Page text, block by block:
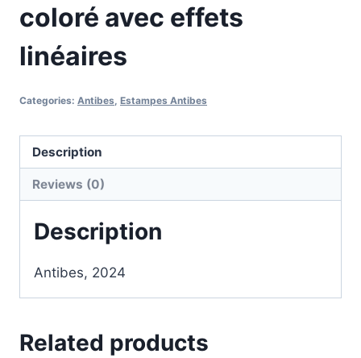
coloré avec effets
linéaires
Categories: Antibes Estampes Antibes
Description
Reviews (0)
Description
Antibes, 2024
Related products